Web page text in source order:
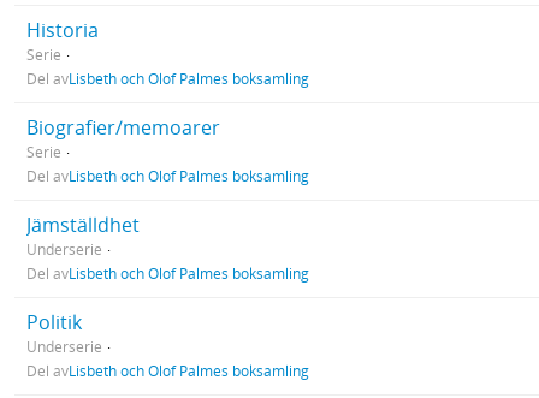
Historia
Serie
Del avLisbeth och Olof Palmes boksamling
Biografier/memoarer
Serie
Del avLisbeth och Olof Palmes boksamling
Jämställdhet
Underserie
Del avLisbeth och Olof Palmes boksamling
Politik
Underserie
Del avLisbeth och Olof Palmes boksamling